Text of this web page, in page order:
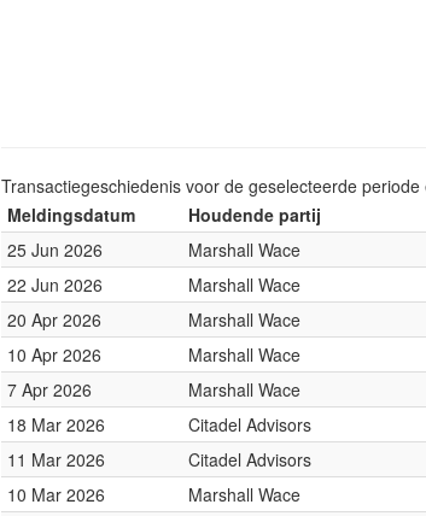
Transactiegeschiedenis voor de geselecteerde
Meldingsdatum
Houdende partij
25 Jun 2026
Marshall Wace
22 Jun 2026
Marshall Wace
20 Apr 2026
Marshall Wace
10 Apr 2026
Marshall Wace
7 Apr 2026
Marshall Wace
18 Mar 2026
Citadel Advisors
11 Mar 2026
Citadel Advisors
10 Mar 2026
Marshall Wace